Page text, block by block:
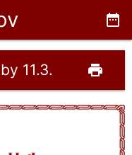
date_range
11.3. print